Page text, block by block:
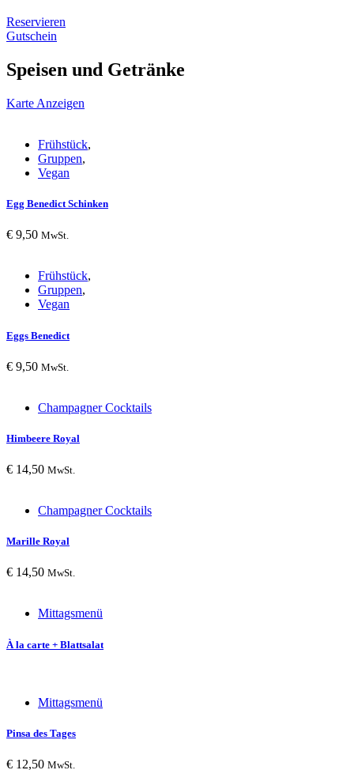
Reservieren
Gutschein
Speisen und Getränke
Karte Anzeigen
Frühstück,
Gruppen,
Vegan
Egg Benedict Schinken
€ 9,50 MwSt.
Frühstück,
Gruppen,
Vegan
Eggs Benedict
€ 9,50 MwSt.
Champagner Cocktails
Himbeere Royal
€ 14,50 MwSt.
Champagner Cocktails
Marille Royal
€ 14,50 MwSt.
Mittagsmenü
À la carte + Blattsalat
Mittagsmenü
Pinsa des Tages
€ 12,50 MwSt.